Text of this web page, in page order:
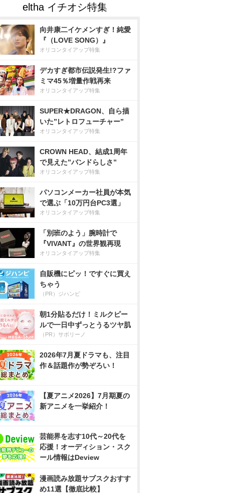
向井康二イケメンすぎ！純愛
『（LOVE SONG）』
オリコンタイアップ特集
デカすぎ都市伝説発生!?ファ
ミマ45％増量作戦再来
オリコンタイアップ特集
SUPER★DRAGON、自ら描
いた”レトロフューチャー”
オリコンタイアップ特集
CROWN HEAD、結成1周年
で見えた”バンドらしさ”
オリコンタイアップ特集
パソコンメーカー社員が本気
で選ぶ「10万円台PC3選」
オリコンタイアップ特集
「別班のよう」腕時計で
『VIVANT』の世界観再現
オリコンタイアップ特集
自販機にピッ！ですぐに買え
ちゃう
（PR）ジハンピ
朝1分貼るだけ！ミルクピー
ルで一日中ずっとうるツヤ肌
（PR）サボリーノ
2026年7月夏ドラマも、注目
作＆話題作が勢ぞろい！
【夏アニメ2026】7月期夏の
新アニメを一挙紹介！
芸能界を志す10代～20代を
応援！オーディション・スク
ール情報はDeview
漫画読み放題サブスクおすす
め11選【徹底比較】